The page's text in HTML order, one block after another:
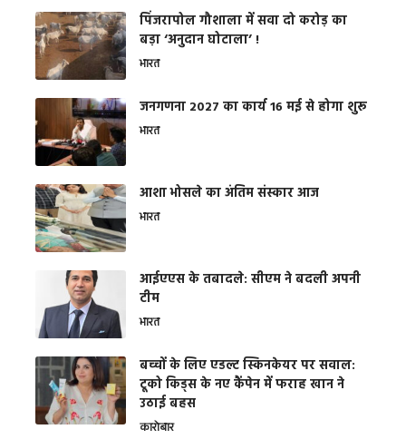
​पिंजरापोल गौशाला में सवा दो करोड़ का
बड़ा ‘अनुदान घोटाला’ !
भारत
जनगणना 2027 का कार्य 16 मई से होगा शुरू
भारत
आशा भोसले का अंतिम संस्कार आज
भारत
आईएएस के तबादले: सीएम ने बदली अपनी
टीम
भारत
बच्चों के लिए एडल्ट स्किनकेयर पर सवाल:
टूको किड्स के नए कैंपेन में फराह खान ने
उठाई बहस
कारोबार